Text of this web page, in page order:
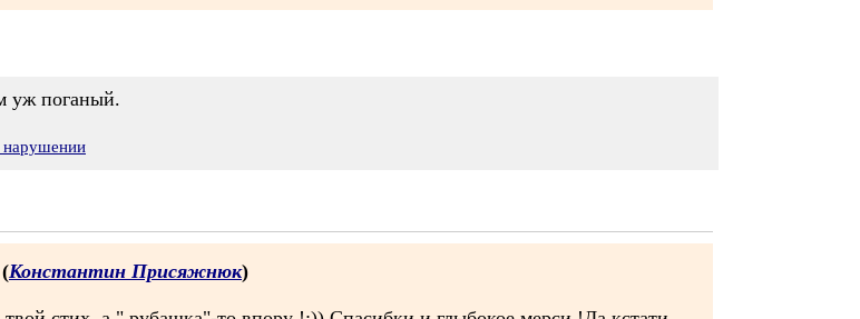
уж поганый.
нарушении
Константин Присяжнюк)